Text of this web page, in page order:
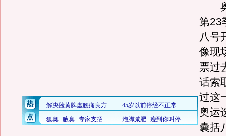
奥
第23
八号
像现
票过
话索
过这
奥运
囊括